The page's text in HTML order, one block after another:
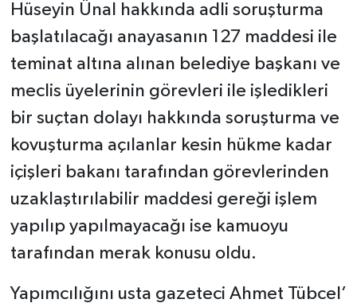
Hüseyin Ünal hakkında adli soruşturma
başlatılacağı anayasanın 127 maddesi ile
teminat altına alınan belediye başkanı ve
meclis üyelerinin görevleri ile işledikleri
bir suçtan dolayı hakkında soruşturma ve
kovuşturma açılanlar kesin hükme kadar
içişleri bakanı tarafından görevlerinden
uzaklaştırılabilir maddesi gereği işlem
yapılıp yapılmayacağı ise kamuoyu
tarafından merak konusu oldu.
Yapımcılığını usta gazeteci Ahmet Tübcel’